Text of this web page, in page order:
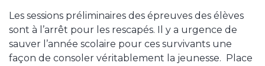
Les sessions préliminaires des épreuves des élèves
sont à l’arrêt pour les rescapés. Il y a urgence de
sauver l’année scolaire pour ces survivants une
façon de consoler véritablement la jeunesse. Place